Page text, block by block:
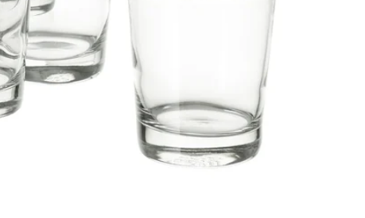
Image zoomed out, normal view